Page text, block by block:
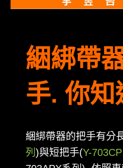
綑綁帶
手. 你知
綑綁帶器的把手有分
列 )與短把手(Y-703CP